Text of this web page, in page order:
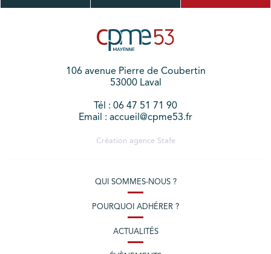
106 avenue Pierre de Coubertin
53000 Laval
Tél : 06 47 51 71 90
Email : accueil@cpme53.fr
Création agence Stafe
QUI SOMMES-NOUS ?
POURQUOI ADHÉRER ?
ACTUALITÉS